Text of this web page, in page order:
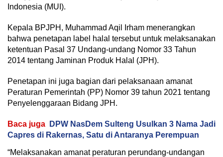
Indonesia (MUI).
Kepala BPJPH, Muhammad Aqil Irham menerangkan
bahwa penetapan label halal tersebut untuk melaksanakan
ketentuan Pasal 37 Undang-undang Nomor 33 Tahun
2014 tentang Jaminan Produk Halal (JPH).
Penetapan ini juga bagian dari pelaksanaan amanat
Peraturan Pemerintah (PP) Nomor 39 tahun 2021 tentang
Penyelenggaraan Bidang JPH.
Baca juga
DPW NasDem Sulteng Usulkan 3 Nama Jadi
Capres di Rakernas, Satu di Antaranya Perempuan
“Melaksanakan amanat peraturan perundang-undangan